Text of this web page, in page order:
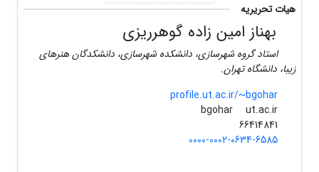
هیات تحریریه
بهناز امین زاده گوهرریزی
استاد گروه شهرسازی، دانشکده شهرسازی، دانشکدگان هنرهای
زیبا، دانشگاه تهران.
profile.ut.ac.ir/~bgohar
bgohar
ut.ac.ir
0000-0002-0634-6585